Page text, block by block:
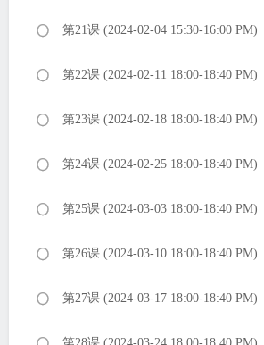
第21课 (2024-02-04 15:30-16:00 PM)
第22课 (2024-02-11 18:00-18:40 PM)
第23课 (2024-02-18 18:00-18:40 PM)
第24课 (2024-02-25 18:00-18:40 PM)
第25课 (2024-03-03 18:00-18:40 PM)
第26课 (2024-03-10 18:00-18:40 PM)
第27课 (2024-03-17 18:00-18:40 PM)